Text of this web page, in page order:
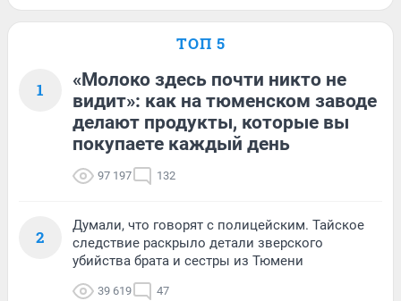
ТОП 5
1
«Молоко здесь почти никто не
видит»: как на тюменском заводе
делают продукты, которые вы
покупаете каждый день
97 197 132
2
Думали, что говорят с полицейским. Тайское
следствие раскрыло детали зверского
убийства брата и сестры из Тюмени
39 619 47